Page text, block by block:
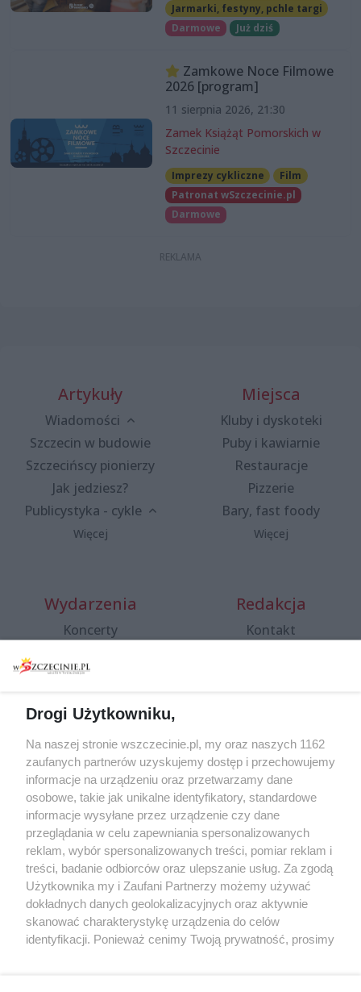
Jarmarki, festyny, pchle targi
Darmowe
Już dziś
Zamkowe Noce Filmowe
2026 [program]
11 sierpnia 2026, 21:30
Zamek Książąt Pomorskich w
Szczecinie
Imprezy cykliczne
Film
Patronat wSzczecinie.pl
Darmowe
Artykuły
Wiadomości
Szczecin w budowie
Szczecińscy pionierzy
Jak jedziesz?
Publicystyka - cykle
Więcej
Miejsca
Kluby i dyskoteki
Puby i kawiarnie
Restauracje
Pizzerie
Bary, fast foody
Więcej
Wydarzenia
Koncerty
Spacery i oprowadzania
targi
Wernisaże
Więcej
Redakcja
Kontakt
Specjalny koncert z okazji
20. urodzin portalu
wSzczecinie.pl
Regulamin konkursów
śniadaniówka "Hej
Szczecin! Jest piątek!"
Partnerzy
Praca Szczecin
Drogi Użytkowniku,
Na naszej stronie wszczecinie.pl, my oraz naszych 1162
zaufanych partnerów uzyskujemy dostęp i przechowujemy
informacje na urządzeniu oraz przetwarzamy dane
osobowe, takie jak unikalne identyfikatory, standardowe
informacje wysyłane przez urządzenie czy dane
przeglądania w celu zapewniania spersonalizowanych
reklam, wybór spersonalizowanych treści, pomiar reklam i
treści, badanie odbiorców oraz ulepszanie usług. Za zgodą
Użytkownika my i Zaufani Partnerzy możemy używać
dokładnych danych geolokalizacyjnych oraz aktywnie
skanować charakterystykę urządzenia do celów
identyfikacji. Ponieważ cenimy Twoją prywatność, prosimy